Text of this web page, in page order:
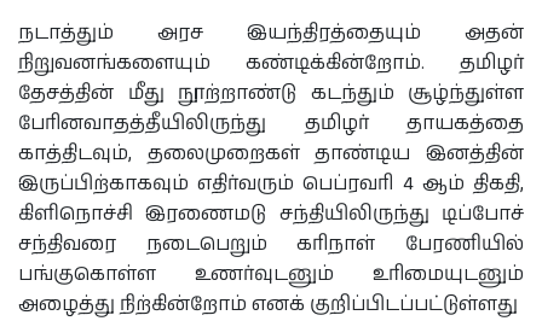
நடாத்தும் அரச இயந்திரத்தையும் அதன்
நிறுவனங்களையும் கண்டிக்கின்றோம். தமிழர்
தேசத்தின் மீது நூற்றாண்டு கடந்தும் சூழ்ந்துள்ள
பேரினவாதத்தீயிலிருந்து தமிழர் தாயகத்தை
காத்திடவும், தலைமுறைகள் தாண்டிய இனத்தின்
இருப்பிற்காகவும் எதிர்வரும் பெப்ரவரி 4 ஆம் திகதி,
கிளிநொச்சி இரணைமடு சந்தியிலிருந்து டிப்போச்
சந்திவரை நடைபெறும் கரிநாள் பேரணியில்
பங்குகொள்ள உணர்வுடனும் உரிமையுடனும்
அழைத்து நிற்கின்றோம் எனக் குறிப்பிடப்பட்டுள்ளது